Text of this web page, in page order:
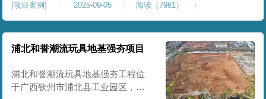
房、分拣车间、配套附属用房等设
施。项目原始场地为新建建设用
地，土层分布不均、土体松散、天
然固结程度较低，地基整体承载力
筑需长期承受货物堆放荷载，对地
基沉降稳定性、整体密实度要求较
[项目案例] 2025-09-05 阅读（7961）
浦北和誉潮流玩具地基强夯项目
浦北和誉潮流玩具地基强夯工程位
于广西钦州市浦北县工业园区，场